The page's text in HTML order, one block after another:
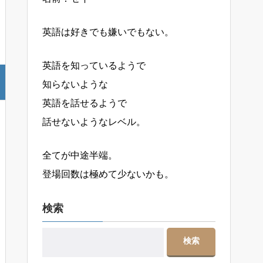
英語は好きでも嫌いでもない。
英語を知っているようで
知らないような
英語を話せるようで
話せないようなレベル。
全てが中途半端。
登場回数は極めて少ないかも。
検索